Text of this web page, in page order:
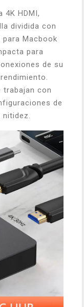
4K HDMI,
dividida con
para Macbook
para
de su
trabajan con
de
nitidez.